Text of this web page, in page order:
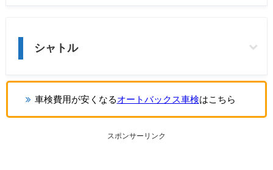
シャトル
車検費用が安くなる オートバックス車検はこちら
スポンサーリンク